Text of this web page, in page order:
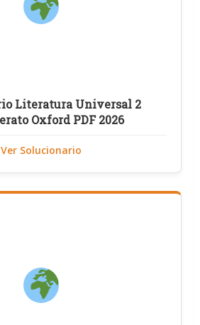
Literatura Universal 2
Oxford PDF 2026
Ver Solucionario